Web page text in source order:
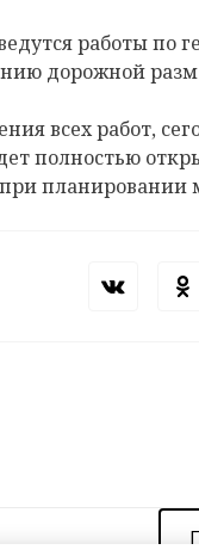
работы по
дорожной
всех работ,
полностью
планировании